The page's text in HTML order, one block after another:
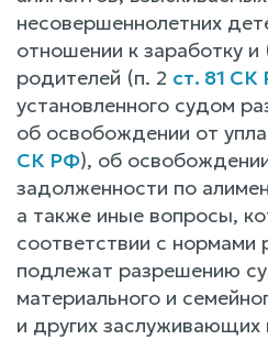
несовершеннолетних
отношении к заработку
родителей (п. 2 ст. 81
установленного судом
об освобождении от
СК РФ), об
задолженности по
а также иные вопросы,
соответствии с нормами
подлежат разрешению
материального и
и других заслуживающих